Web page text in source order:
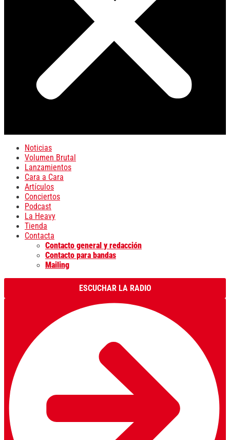
Noticias
Volumen Brutal
Lanzamientos
Cara a Cara
Artículos
Conciertos
Podcast
La Heavy
Tienda
Contacta
Contacto general y redacción
Contacto para bandas
Mailing
ESCUCHAR LA RADIO